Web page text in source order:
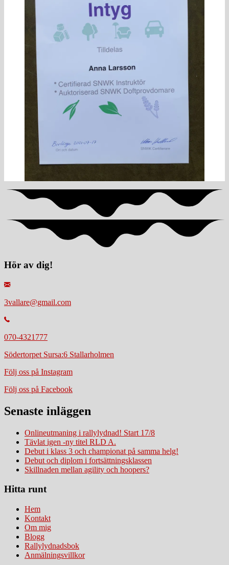
Hör av dig!
3vallare@gmail.com
070-4321777
Södertorpet Sursa:6 Stallarholmen
Följ oss på Instagram
Följ oss på Facebook
Senaste inläggen
Onlineutmaning i rallylydnad! Start 17/8
Tävlat igen -ny titel RLD A.
Debut i klass 3 och championat på samma helg!
Debut och diplom i fortsättningsklassen
Skillnaden mellan agility och hoopers?
Hitta runt
Hem
Kontakt
Om mig
Blogg
Rallylydnadsbok
Anmälningsvillkor